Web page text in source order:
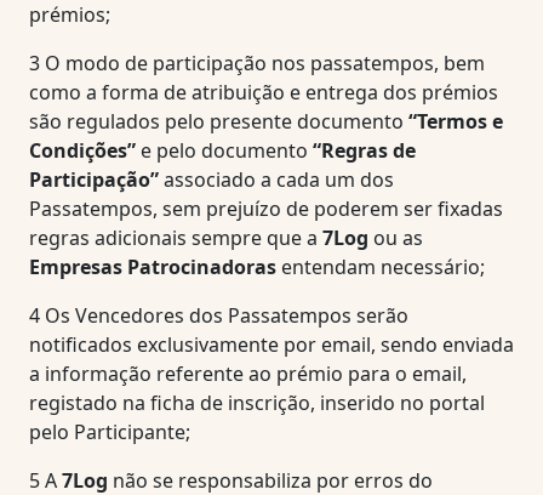
prémios;
3 O modo de participação nos passatempos, bem
como a forma de atribuição e entrega dos prémios
são regulados pelo presente documento “Termos e
Condições” e pelo documento “Regras de
Participação”associado a cada um dos
Passatempos, sem prejuízo de poderem ser fixadas
regras adicionais sempre que a 7Log ou as
Empresas Patrocinadoras entendam necessário;
4 Os Vencedores dos Passatempos serão
notificados exclusivamente por email, sendo enviada
a informação referente ao prémio para o email,
registado na ficha de inscrição, inserido no portal
pelo Participante;
5A7Log não se responsabiliza por erros do